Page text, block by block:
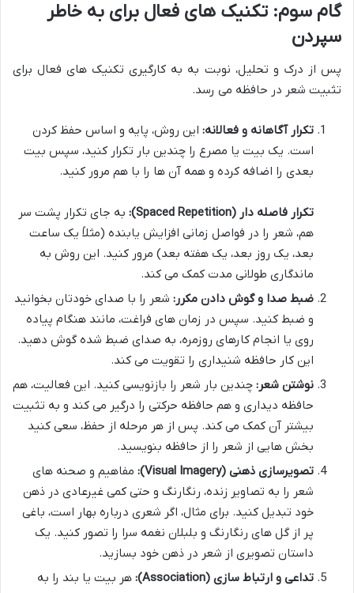
گام سوم: تکنیک های فعال برای به خاطر
سپردن
پس از درک و تحلیل، نوبت به به کارگیری تکنیک های فعال برای
تثبیت شعر در حافظه می رسد.
تکرار آگاهانه و فعالانه: این روش، پایه و اساس حفظ کردن
است. یک بیت یا مصرع را چندین بار تکرار کنید، سپس بیت
بعدی را اضافه کرده و همه آن ها را با هم مرور کنید.
تکرار فاصله دار (Spaced Repetition):
به جای تکرار پشت سر
هم، شعر را در فواصل زمانی افزایش یابنده (مثلاً یک ساعت
بعد، یک روز بعد، یک هفته بعد) مرور کنید. این روش به
ماندگاری طولانی مدت کمک می کند.
ضبط صدا و گوش دادن مکرر: شعر را با صدای خودتان بخوانید
و ضبط کنید. سپس در زمان های فراغت، مانند هنگام پیاده
روی یا انجام کارهای روزمره، به صدای ضبط شده گوش دهید.
این کار حافظه شنیداری را تقویت می کند.
نوشتن شعر: چندین بار شعر را بازنویسی کنید. این فعالیت، هم
حافظه دیداری و هم حافظه حرکتی را درگیر می کند و به تثبیت
بیشتر آن کمک می کند. پس از هر مرحله از حفظ، سعی کنید
بخش هایی از شعر را از حافظه بنویسید.
تصویرسازی ذهنی (Visual Imagery):
مفاهیم و صحنه های
شعر را به تصاویر زنده، رنگارنگ و حتی کمی غیرعادی در ذهن
خود تبدیل کنید. برای مثال، اگر شعری درباره بهار است، باغی
پر از گل های رنگارنگ و بلبلان نغمه سرا را تصور کنید. یک
داستان تصویری از شعر در ذهن خود بسازید.
تداعی و ارتباط سازی (Association):
هر بیت یا بند را به